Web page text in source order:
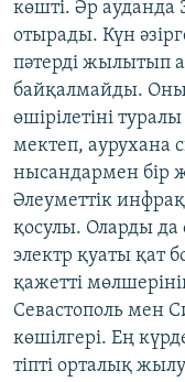
көшті. Әр ауданда
отырады. Күн
пәтерді жылытып
байқалмайды.
өшірілетіні
мектеп, аурухана
нысандармен бір
Әлеуметтік
қосулы. Оларды да
электр қуаты қат
қажетті
Севастополь мен
көшілгері. Ең
тіпті орталық